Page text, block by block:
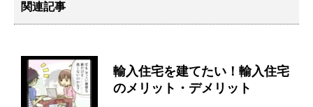
関連記事
輸入住宅を建てたい！輸入住宅
のメリット・デメリット